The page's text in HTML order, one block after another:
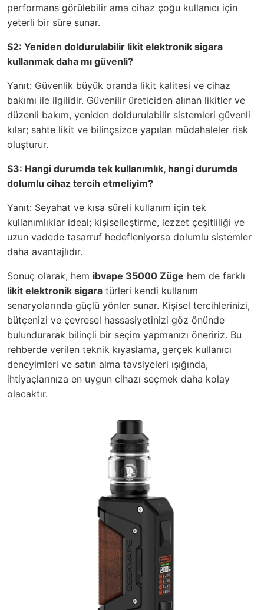
performans görülebilir ama cihaz çoğu kullanıcı için
yeterli bir süre sunar.
S2: Yeniden doldurulabilir likit elektronik sigara
kullanmak daha mı güvenli?
Yanıt: Güvenlik büyük oranda likit kalitesi ve cihaz
bakımı ile ilgilidir. Güvenilir üreticiden alınan likitler ve
düzenli bakım, yeniden doldurulabilir sistemleri güvenli
kılar; sahte likit ve bilinçsizce yapılan müdahaleler risk
oluşturur.
S3: Hangi durumda tek kullanımlık, hangi durumda
dolumlu cihaz tercih etmeliyim?
Yanıt: Seyahat ve kısa süreli kullanım için tek
kullanımlıklar ideal; kişiselleştirme, lezzet çeşitliliği ve
uzun vadede tasarruf hedefleniyorsa dolumlu sistemler
daha avantajlıdır.
Sonuç olarak, hem ibvape 35000 Züge hem de farklı
likit elektronik sigara türleri kendi kullanım
senaryolarında güçlü yönler sunar. Kişisel tercihlerinizi,
bütçenizi ve çevresel hassasiyetinizi göz önünde
bulundurarak bilinçli bir seçim yapmanızı öneririz. Bu
rehberde verilen teknik kıyaslama, gerçek kullanıcı
deneyimleri ve satın alma tavsiyeleri ışığında,
ihtiyaçlarınıza en uygun cihazı seçmek daha kolay
olacaktır.